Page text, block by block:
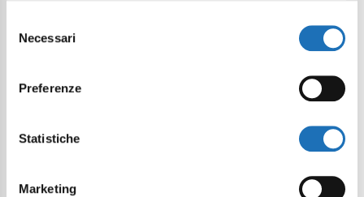
delNecessari
Preferenze
Statistiche
Marketing